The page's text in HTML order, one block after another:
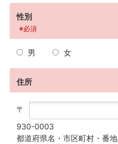
性別
※必須
男 女
住所
〒
930-0003
都道府県名・市区町村・番地